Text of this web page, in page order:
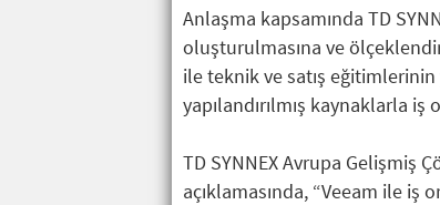
Anlaşma kapsamında TD
oluşturulmasına ve
ile teknik ve satış eğitimlerinin
yapılandırılmış kaynaklarla iş
TD SYNNEX Avrupa Gelişmiş
açıklamasında, “Veeam ile iş